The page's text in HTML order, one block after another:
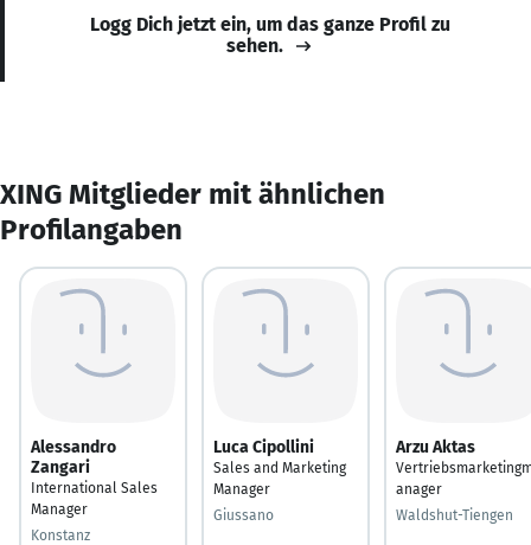
Logg Dich jetzt ein, um das ganze Profil zu
sehen.
XING Mitglieder mit ähnlichen
Profilangaben
Alessandro
Zangari
International Sales
Manager
Konstanz
Luca Cipollini
Sales and Marketing
Manager
Giussano
Arzu Aktas
anager
Waldshut-Tiengen